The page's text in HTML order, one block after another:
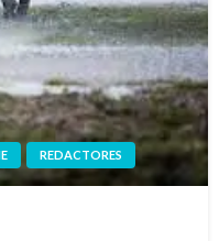
REDACTORES